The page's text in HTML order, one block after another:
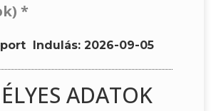
*
Indulás: 2026-09-05
ADATOK